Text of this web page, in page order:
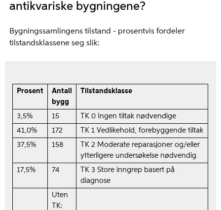
antikvariske bygningene?
Bygningssamlingens tilstand - prosentvis fordeler
tilstandsklassene seg slik:
Prosent
Antall
bygg
Tilstandsklasse
3,5% 15
TK 0 Ingen tiltak nødvendige
41,0%
172
TK 1 Vedlikehold, forebyggende tiltak
37,5%
158
TK 2 Moderate reparasjoner og/eller
ytterligere undersøkelse nødvendig
17,5%
74
TK 3 Store inngrep basert på
diagnose
Uten
TK: